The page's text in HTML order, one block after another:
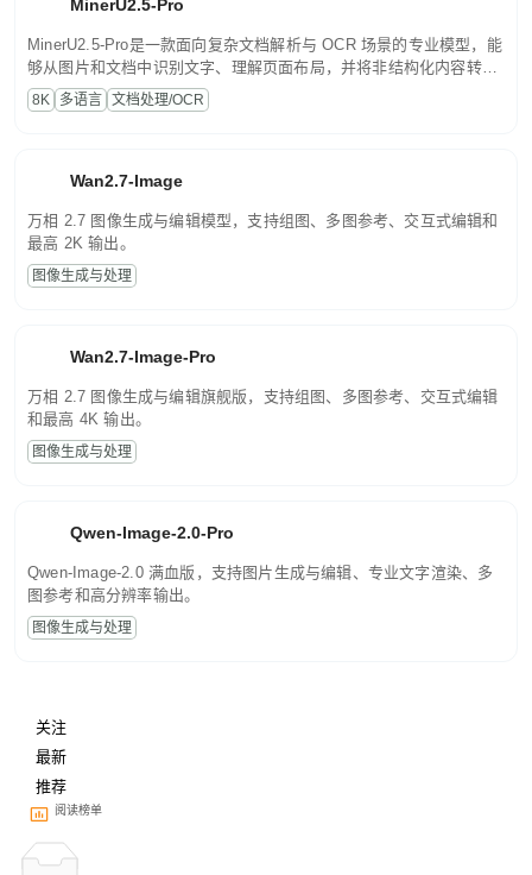
MinerU2.5-Pro
MinerU2.5-Pro是一款面向复杂文档解析与 OCR 场景的专业模型，能
够从图片和文档中识别文字、理解页面布局，并将非结构化内容转换
为便于存储、检索和二次处理的结构化结果。
8K 多语言 文档处理/OCR
Wan2.7-Image
万相 2.7 图像生成与编辑模型，支持组图、多图参考、交互式编辑和
最高 2K 输出。
图像生成与处理
Wan2.7-Image-Pro
万相 2.7 图像生成与编辑旗舰版，支持组图、多图参考、交互式编辑
和最高 4K 输出。
图像生成与处理
Qwen-Image-2.0-Pro
Qwen-Image-2.0 满血版，支持图片生成与编辑、专业文字渲染、多
图参考和高分辨率输出。
图像生成与处理
关注
最新
推荐
阅读榜单